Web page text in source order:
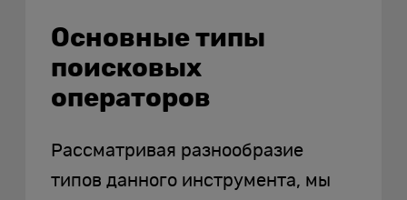
Основные типы
поисковых
операторов
Рассматривая разнообразие
типов данного инструмента, мы